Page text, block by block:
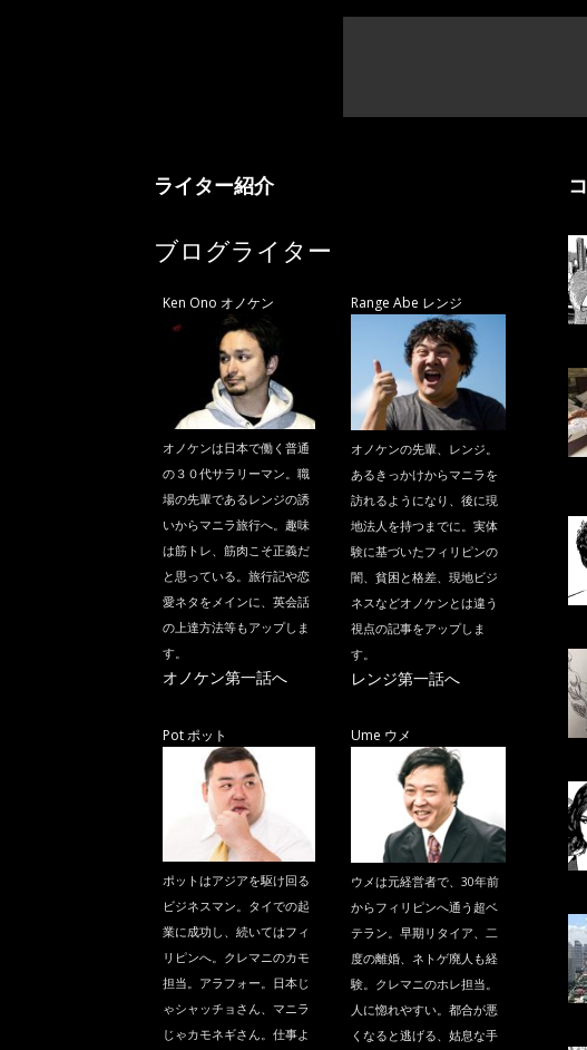
ライター紹介
ブログライター
Ken Ono オノケン
オノケンは日本で働く普通
の３０代サラリーマン。職
場の先輩であるレンジの誘
いからマニラ旅行へ。趣味
は筋トレ、筋肉こそ正義だ
と思っている。旅行記や恋
愛ネタをメインに、英会話
の上達方法等もアップしま
す。
オノケン第一話へ
Range Abe レンジ
オノケンの先輩、レンジ。
あるきっかけからマニラを
訪れるようになり、後に現
地法人を持つまでに。実体
験に基づいたフィリピンの
闇、貧困と格差、現地ビジ
ネスなどオノケンとは違う
視点の記事をアップしま
す。
レンジ第一話へ
Pot ポット
ポットはアジアを駆け回る
ビジネスマン。タイでの起
業に成功し、続いてはフィ
リピンへ。クレマニのカモ
担当。アラフォー。日本じ
ゃシャッチョさん、マニラ
じゃカモネギさん。仕事よ
Ume ウメ
ウメは元経営者で、30年前
からフィリピンへ通う超ベ
テラン。早期リタイア、二
度の離婚、ネトゲ廃人も経
験。クレマニのホレ担当。
人に惚れやすい。都合が悪
くなると逃げる、姑息な手